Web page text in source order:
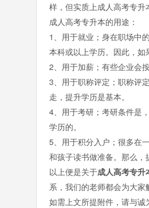
样，但实质上成人高考专升
成人高考专升本的用途：
1、用于就业；身在职场中
本科或以上学历。因此，如
2、用于加薪；有些企业会
3、用于职称评定；职称评
走，提升学历是基本。
4、用于考研；考研条件是
学历的。
5、用于积分入户；很多在
和孩子读书做准备。那么，
以上便是关于成人高考专升
系，我们的老师都会为大家
如需上文所提附件，请与诚